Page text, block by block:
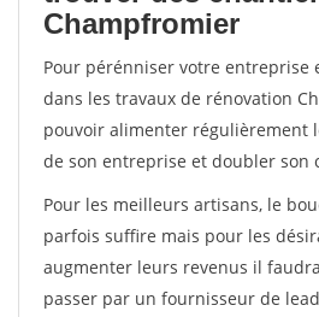
Champfromier
Pour pérénniser votre entreprise
dans les travaux de rénovation
pouvoir alimenter régulièrement
de son entreprise et doubler son
Pour les meilleurs artisans, le
parfois suffire mais pour les
augmenter leurs revenus il
passer par un fournisseur de